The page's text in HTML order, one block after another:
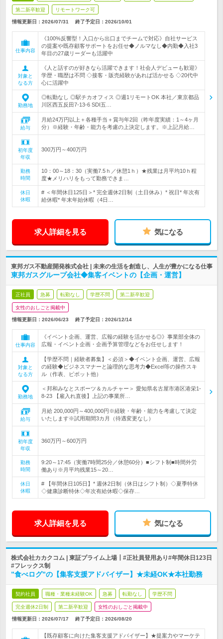
第二新卒歓迎 リモートワーク可
情報更新日：2026/07/31 終了予定日： 2026/10/01
仕事内容
《100%反響型！入口から出口までチームで対応》自社サービス
の提案や既存顧客サポートをお任せ◆ノルマなし◆内勤◆入社3
年目の27歳リーダーも活躍中
対象と
なる方
《人と話すのが好きなら活躍できます！社会人デビューも歓迎》
学歴・職歴は不問 ◇接客・販売経験があれば活かせる ◇20代中
心に活躍中
勤務地
◎転勤なし ◎駅チカオフィス ◎週1リモートOK 本社／東京都品
川区西五反田7-13-6 SDI五…
給与
月給24万円以上＋各種手当＋賞与年2回（昨年度実績：1～4ヶ月
分）※経験・年齢・能力を考慮の上決定します。※上記月給…
初年度
年収
300万円～400万円
勤務
時間
10：00～18：30（実働7.5ｈ／休憩1ｈ）★残業は月平均10ｈ程
度★メリハリをもって勤務できま…
休日
休暇
# ＜年間休日125日＞* 完全週休2日制（土日休み）* 祝日* 年次有
給休暇* 年末年始休暇（4日…
求人詳細を見る 気になる
東邦ガス不動産開発株式会社 | 未来の生活を創造し、人生が豊かになる仕事
東邦ガスグループ会社◆集客イベントの【企画・運営】
正社員 急募 転勤なし 学歴不問 第二新卒歓迎
女性のおしごと掲載中
情報更新日：2026/06/23 終了予定日： 2026/12/14
仕事内容
《イベント企画、運営、広報の経験を活かせる◎》事業部全体の
広報・イベント企画・企画予算管理などをお任せします！
対象と
なる方
【学歴不問｜経験者募集】＜必須＞◆イベント企画、運営、広報
の経験◆ビジネスマナーと論理的な思考力◆Excel等の操作スキ
ル（作表、ピボット他）
勤務地
＜邦和みなとスポーツ＆カルチャー＞ 愛知県名古屋市港区港栄1-
8-23 【雇入れ直後】上記の事業所…
給与
月給 200,000円～400,000円※経験・年齢・能力を考慮して決定
いたします※試用期間3カ月（待遇変更なし）
初年度
年収
360万円～600万円
勤務
時間
9:20～17:45（実働7時間25分／休憩60分）■シフト制■時間外労
働あり※月平均残業15～20…
休日
休暇
# 【年間休日105日】* 週休2日制（休日はシフト制）◇夏季特休
◇健康診断特休◇年次有給休暇◇保存…
求人詳細を見る 気になる
株式会社カカクコム | 東証プライム上場┃#正社員登用あり#年間休日123日
#フレックス制
”食べログ”の【集客支援アドバイザー】★未経OK★本社勤務
契約社員 職種・業種未経験OK 急募 転勤なし 学歴不問
完全週休2日制 第二新卒歓迎 女性のおしごと掲載中
情報更新日：2026/07/17 終了予定日： 2026/08/20
【既存顧客に向けた集客支援アドバイザー】★提案力やマーケテ